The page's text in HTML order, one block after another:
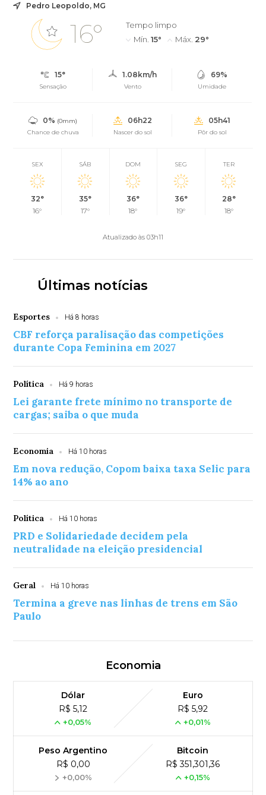
Pedro Leopoldo, MG
16°
Tempo limpo
Mín. 15° Máx. 29°
15°
Sensação
1.08km/h
Vento
69%
Umidade
0% (0mm)
Chance de chuva
06h22
Nascer do sol
05h41
Pôr do sol
SEX
32°
16°
SÁB
35°
17°
DOM
36°
18°
SEG
36°
19°
TER
28°
18°
Atualizado às 03h11
Últimas notícias
Esportes Há 8 horas
CBF reforça paralisação das competições
durante Copa Feminina em 2027
Política Há 9 horas
Lei garante frete mínimo no transporte de
cargas; saiba o que muda
Economia Há 10 horas
Em nova redução, Copom baixa taxa Selic para
14% ao ano
Política Há 10 horas
PRD e Solidariedade decidem pela
neutralidade na eleição presidencial
Geral Há 10 horas
Termina a greve nas linhas de trens em São
Paulo
Economia
Dólar
R$ 5,12
+0,05%
Euro
R$ 5,92
+0,01%
Peso Argentino
R$ 0,00
+0,00%
Bitcoin
R$ 351,301,36
+0,15%